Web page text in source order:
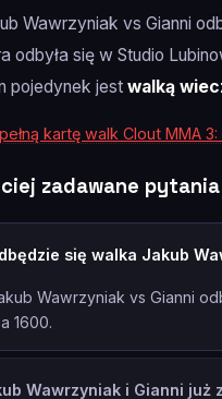
Wawrzyniak vs Gianni
odbyła się w Studio
pojedynek jest walką
pełną kartę walk Clout MMA
zadawane pytania
się walka Jakub
Wawrzyniak vs Gianni
1600.
Wawrzyniak i Gianni już